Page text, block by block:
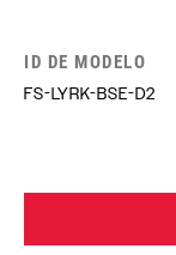
ID DE MODELO
FS-LYRK-BSE-D2